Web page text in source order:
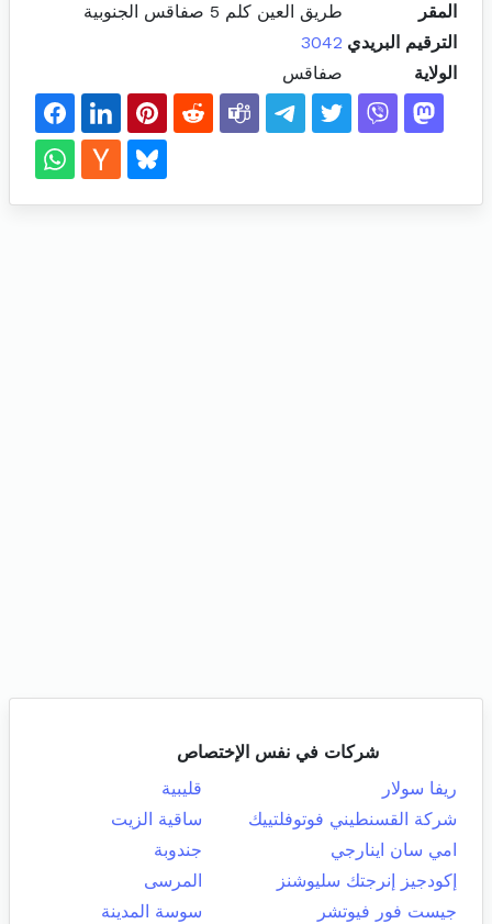
المقر
طريق العين كلم 5 صفاقس الجنوبية
الترقيم البريدي 3042
الولاية
صفاقس
شركات في نفس الإختصاص
ريفا سولار
قليبية
شركة القسنطيني فوتوفلتييك
ساقية الزيت
امي سان اينارجي
جندوبة
إكودجيز إنرجتك سليوشنز
المرسى
جيست فور فيوتشر
سوسة المدينة